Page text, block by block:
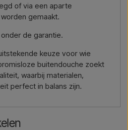
of via een aparte
gemaakt.
de garantie.
keuze voor wie
buitendouche zoekt
waarbij materialen,
perfect in balans zijn.